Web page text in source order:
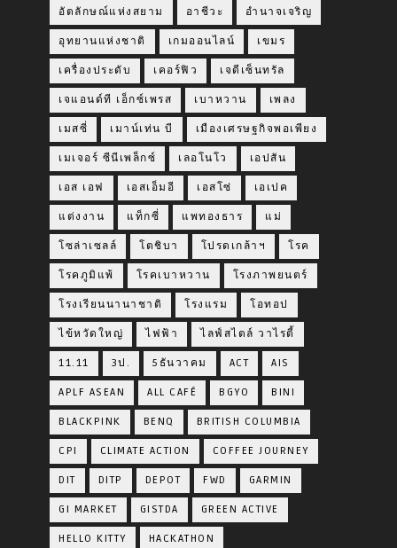
อัตลักษณ์แห่งสยาม อาชีวะ อำนาจเจริญ
อุทยานแห่งชาติ เกมออนไลน์ เขมร
เครื่องประดับ เคอร์ฟิว เจดีเซ็นทรัล
เจแอนด์ที เอ็กซ์เพรส เบาหวาน เพลง
เมสซี่ เมาน์เท่น บี เมืองเศรษฐกิจพอเพียง
เมเจอร์ ซีนีเพล็กซ์ เลอโนโว เอปสัน
เอส เอฟ เอสเอ็มอี เอสโซ่ เอเปค
แต่งงาน แท็กซี่ แพทองธาร แม่
โซล่าเซลล์ โตชิบา โปรดเกล้าฯ โรค
โรคภูมิแพ้ โรคเบาหวาน โรงภาพยนตร์
โรงเรียนนานาชาติ โรงแรม โอทอป
ไข้หวัดใหญ่ ไฟฟ้า ไลฟ์สไตล์ วาไรตี้
11.11 3ป. 5ธันวาคม ACT AIS
APLF ASEAN ALL CAFÉ BGYO BINI
BLACKPINK BENQ BRITISH COLUMBIA
CPI CLIMATE ACTION COFFEE JOURNEY
DIT DITP DEPOT FWD GARMIN
GI MARKET GISTDA GREEN ACTIVE
HELLO KITTY HACKATHON